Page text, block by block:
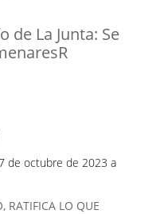
de La Junta: Se
de octubre de 2023 a
RATIFICA LO QUE